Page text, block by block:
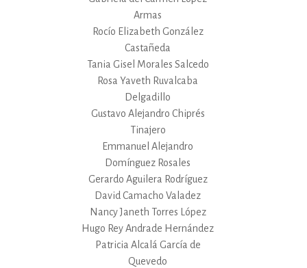
Armas
Rocío Elizabeth González
Castañeda
Tania Gisel Morales Salcedo
Rosa Yaveth Ruvalcaba
Delgadillo
Gustavo Alejandro Chiprés
Tinajero
Emmanuel Alejandro
Domínguez Rosales
Gerardo Aguilera Rodríguez
David Camacho Valadez
Nancy Janeth Torres López
Hugo Rey Andrade Hernández
Patricia Alcalá García de
Quevedo